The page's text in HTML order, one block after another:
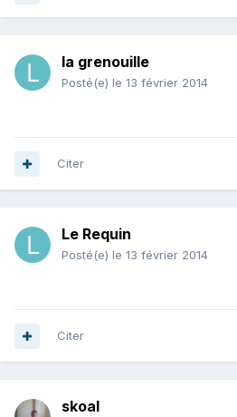
la grenouille
Posté(e) le 13 février 2014
Citer
Le Requin
Posté(e) le 13 février 2014
Citer
skoal